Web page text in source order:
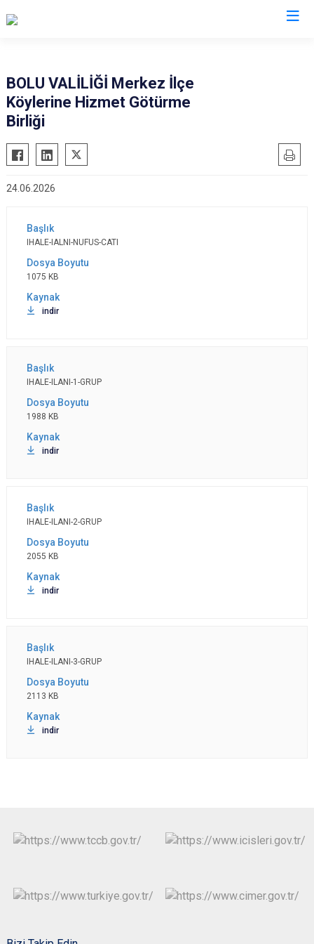
BOLU VALİLİĞİ Merkez İlçe
Köylerine Hizmet Götürme
Birliği
24.06.2026
IHALE-IALNI-NUFUS-CATI
1075 KB
indir
IHALE-ILANI-1-GRUP
1988 KB
indir
IHALE-ILANI-2-GRUP
2055 KB
indir
IHALE-ILANI-3-GRUP
2113 KB
indir